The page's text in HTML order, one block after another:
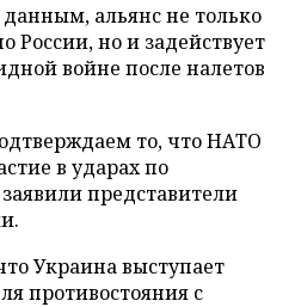
альянс не только
России, но и задействует
войне после налетов
то, что НАТО
в ударах по
представители
Украина выступает
противостояния с